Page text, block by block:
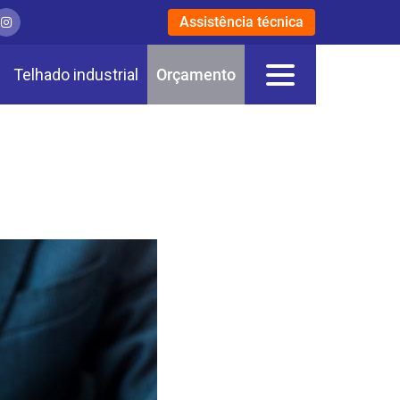
Assistência técnica
Telhado industrial Orçamento